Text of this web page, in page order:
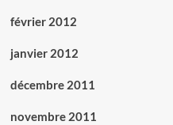
février 2012
janvier 2012
décembre 2011
novembre 2011